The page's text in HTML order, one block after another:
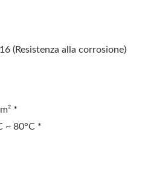
(Resistenza alla corrosione)
*
~ 80°C *